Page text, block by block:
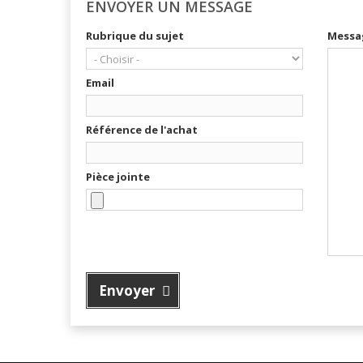
ENVOYER UN MESSAGE
Rubrique du sujet
Email
Référence de l'achat
Pièce jointe
Envoyer